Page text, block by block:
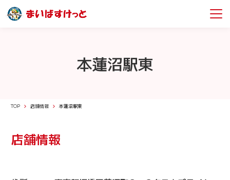
本蓮沼駅東
TOP 店舗情報 本蓮沼駅東
店舗情報